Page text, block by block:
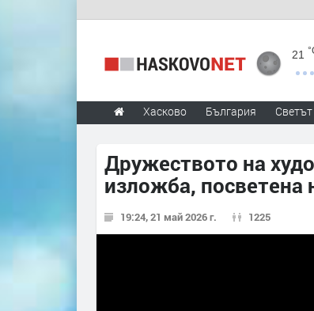
21
Хасково България Светът
Дружеството на
изложба, посветена
19:24, 21 май 2026 г. 1225